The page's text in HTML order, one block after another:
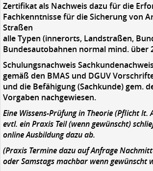
Zertifikat als Nachweis dazu für die
Fachkenntnisse für die Sicherung von
Straßen
alle Typen (innerorts, Landstraßen,
Bundesautobahnen normal mind. über
Schulungsnachweis Sachkundenachweis
gemäß den BMAS und DGUV
und die Befähigung (Sachkunde) gem.
Vorgaben nachgewiesen.
Eine Wissens-Prüfung in Theorie(Pflicht lt.
evtl. ein Praxis Teil (wenn gewünscht)
online Ausbildung dazu ab.
(Praxis Termine dazu auf Anfrage
oder Samstags machbar wenn gewünscht